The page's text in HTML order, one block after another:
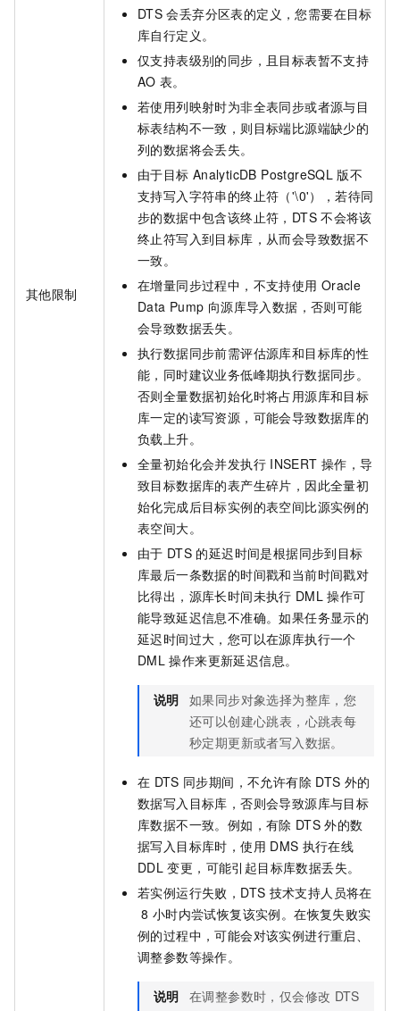
其他限制
DTS 会丢弃分区表的定义，您需要在目标
库自行定义。
仅支持表级别的同步，且目标表暂不支持
AO 表。
若使用列映射时为非全表同步或者源与目
标表结构不一致，则目标端比源端缺少的
列的数据将会丢失。
由于目标 AnalyticDB PostgreSQL 版不
支持写入字符串的终止符（'\0'），若待同
步的数据中包含该终止符，DTS 不会将该
终止符写入到目标库，从而会导致数据不
一致。
在增量同步过程中，不支持使用 Oracle
Data Pump 向源库导入数据，否则可能
会导致数据丢失。
执行数据同步前需评估源库和目标库的性
能，同时建议业务低峰期执行数据同步。
否则全量数据初始化时将占用源库和目标
库一定的读写资源，可能会导致数据库的
负载上升。
全量初始化会并发执行 INSERT 操作，导
致目标数据库的表产生碎片，因此全量初
始化完成后目标实例的表空间比源实例的
表空间大。
由于 DTS 的延迟时间是根据同步到目标
库最后一条数据的时间戳和当前时间戳对
比得出，源库长时间未执行 DML 操作可
能导致延迟信息不准确。如果任务显示的
延迟时间过大，您可以在源库执行一个
DML 操作来更新延迟信息。
说明 如果同步对象选择为整库，您
还可以创建心跳表，心跳表每
秒定期更新或者写入数据。
在 DTS 同步期间，不允许有除 DTS 外的
数据写入目标库，否则会导致源库与目标
库数据不一致。例如，有除 DTS 外的数
据写入目标库时，使用 DMS 执行在线
DDL 变更，可能引起目标库数据丢失。
若实例运行失败，DTS 技术支持人员将在
8 小时内尝试恢复该实例。在恢复失败实
例的过程中，可能会对该实例进行重启、
调整参数等操作。
说明 在调整参数时，仅会修改 DTS